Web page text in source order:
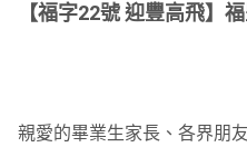
【福字22號 迎豐高飛】
親愛的畢業生家長、各界朋